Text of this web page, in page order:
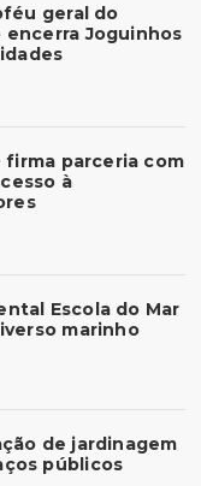
geral do
Joguinhos
firma parceria com
à
Escola do Mar
marinho
de jardinagem
públicos